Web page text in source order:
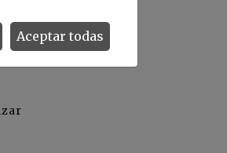
Aceptar todas